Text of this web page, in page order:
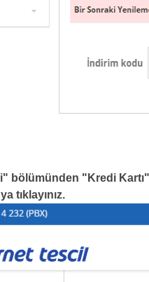
bölümünden "Kredi
tıklayınız.